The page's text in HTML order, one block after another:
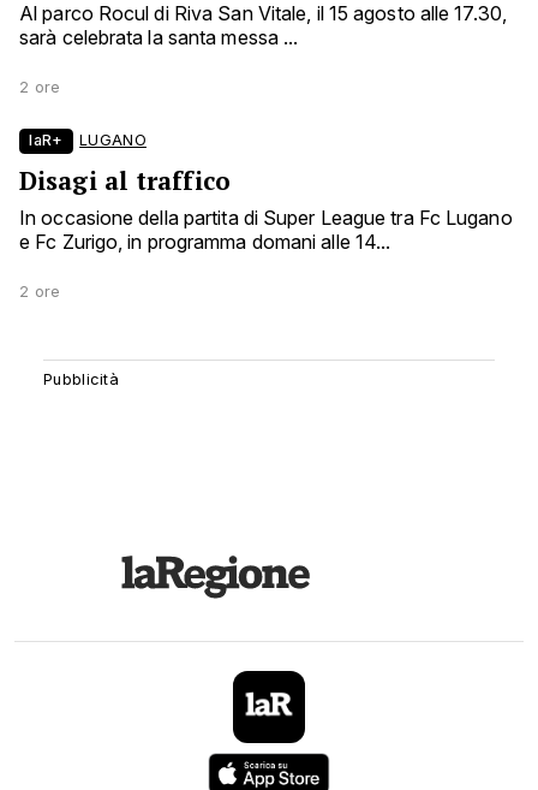
Al parco Rocul di Riva San Vitale, il 15 agosto alle 17.30,
sarà celebrata la santa messa ...
2 ore
laR+ LUGANO
Disagi al traffico
In occasione della partita di Super League tra Fc Lugano
e Fc Zurigo, in programma domani alle 14...
2 ore